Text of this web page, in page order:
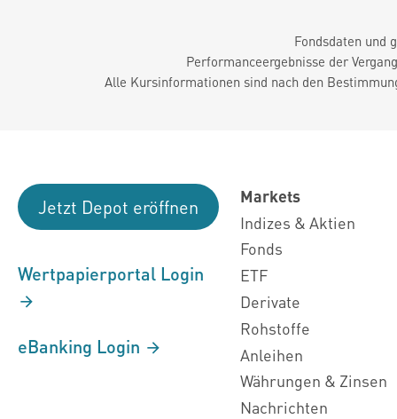
Fondsdaten und
Performanceergebnisse der
Alle Kursinformationen sind nach den
Jetzt Depot eröffnen
Wertpapierportal Login
eBanking Login
Markets
Indizes & Aktien
Fonds
ETF
Derivate
Rohstoffe
Anleihen
Währungen & Zinsen
Nachrichten